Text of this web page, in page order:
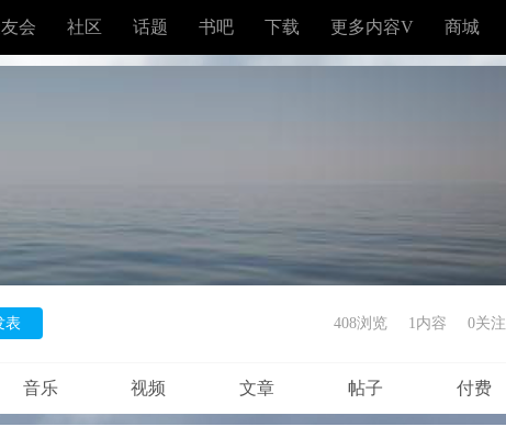
会 社区 话题 书吧 下载 更多内容V 商城
表 408浏览 1内容 0关注
音乐 视频 文章 帖子 付费